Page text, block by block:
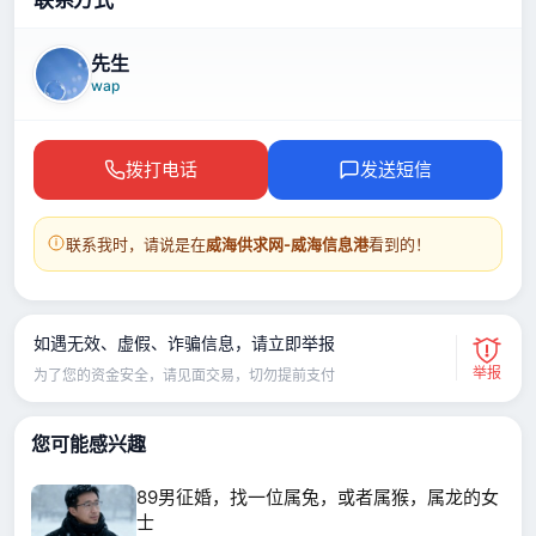
先生
wap
拨打电话 发送短信
联系我时，请说是在威海供求网-威海信息港看到的！
如遇无效、虚假、诈骗信息，请立即举报
为了您的资金安全，请见面交易，切勿提前支付 举报
您可能感兴趣
89男征婚，找一位属兔，或者属猴，属龙的女
士